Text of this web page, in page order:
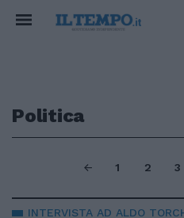
Politica
1 2 3
INTERVISTA AD ALDO